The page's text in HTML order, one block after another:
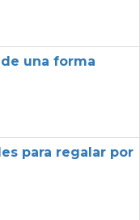
una forma
para regalar por